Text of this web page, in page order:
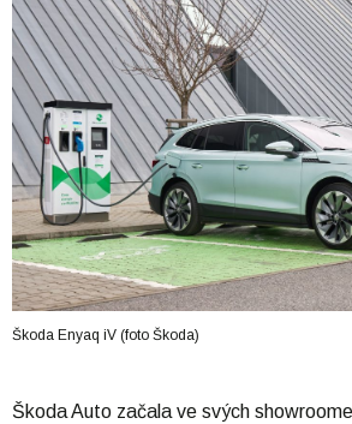
Škoda Enyaq iV (foto Škoda)
Škoda Auto začala ve svých